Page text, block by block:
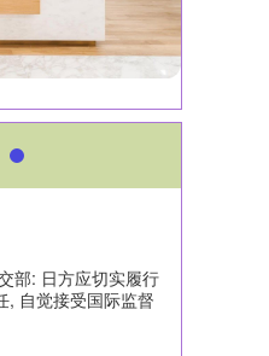
部: 日方应切实履行
, 自觉接受国际监督